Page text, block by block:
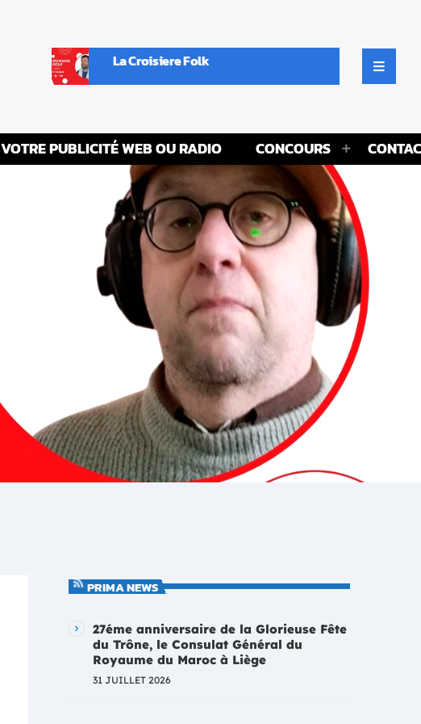
La Croisiere Folk
VOTRE PUBLICITÉ WEB OU RADIO CONCOURS
PRIMA NEWS
27éme anniversaire de la Glorieuse Fête
du Trône, le Consulat Général du
Royaume du Maroc à Liège
31 JUILLET 2026